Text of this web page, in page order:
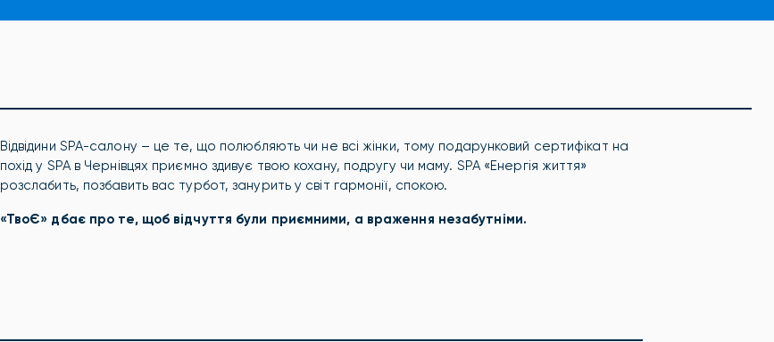
Відвідини SPA-салону – це те, що полюбляють чи не всі жінки, тому подарунковий сертифікат на
похід у SPA в Чернівцях приємно здивує твою кохану, подругу чи маму. SPA «Енергія життя»
розслабить, позбавить вас турбот, занурить у світ гармонії, спокою.
«ТвоЄ» дбає про те, щоб відчуття були приємними, а враження незабутніми.